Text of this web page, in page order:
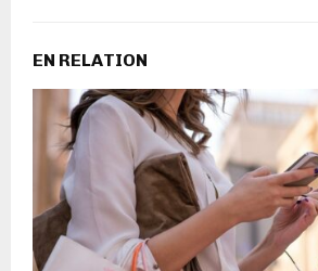
EN RELATION